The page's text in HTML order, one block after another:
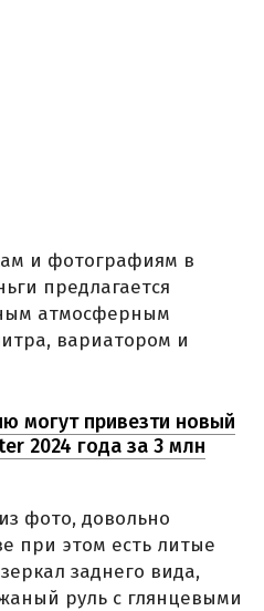
и фотографиям в
предлагается
атмосферным
вариатором и
могут привезти новый
2024 года за 3 млн
фото, довольно
при этом есть литые
заднего вида,
руль с глянцевыми